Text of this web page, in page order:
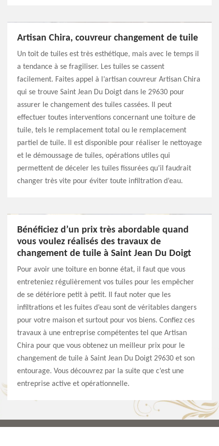
Artisan Chira, couvreur changement de tuile
Un toit de tuiles est très esthétique, mais avec le temps il
a tendance à se fragiliser. Les tuiles se cassent
facilement. Faites appel à l’artisan couvreur Artisan Chira
qui se trouve Saint Jean Du Doigt dans le 29630 pour
assurer le changement des tuiles cassées. Il peut
effectuer toutes interventions concernant une toiture de
tuile, tels le remplacement total ou le remplacement
partiel de tuile. Il est disponible pour réaliser le nettoyage
et le démoussage de tuiles, opérations utiles qui
permettent de déceler les tuiles fissurées qu’il faudrait
changer très vite pour éviter toute infiltration d’eau.
Bénéficiez d’un prix très abordable quand
vous voulez réalisés des travaux de
changement de tuile à Saint Jean Du Doigt
Pour avoir une toiture en bonne état, il faut que vous
entreteniez régulièrement vos tuiles pour les empêcher
de se détériore petit à petit. Il faut noter que les
infiltrations et les fuites d’eau sont de véritables dangers
pour votre maison et surtout pour vos biens. Confiez ces
travaux à une entreprise compétentes tel que Artisan
Chira pour que vous obtenez un meilleur prix pour le
changement de tuile à Saint Jean Du Doigt 29630 et son
entourage. Vous découvrez par la suite que c’est une
entreprise active et opérationnelle.